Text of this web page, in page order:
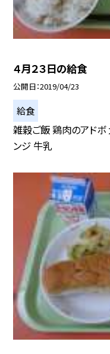
４月２３日の給食
公開日 2019/04/23
給食
雑穀ご飯 鶏肉のアド
ンジ 牛乳